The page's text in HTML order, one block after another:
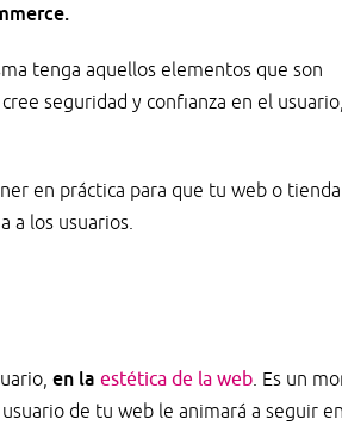
tenga aquellos elementos que son
seguridad y confianza en el usuario,
en práctica para que tu web o
a los usuarios.
en la estética de la web. Es un
de tu web le animará a seguir